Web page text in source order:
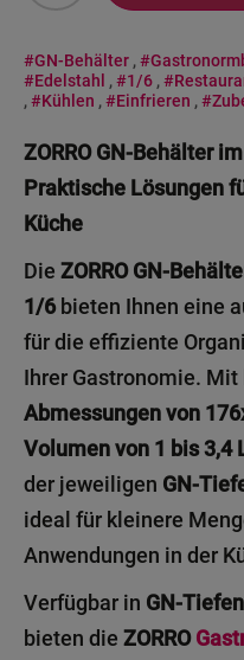
#GN-Behälter ,
#Edelstahl , #1/6 ,
, #Kühlen , #Einfrieren ,
ZORRO GN-Behälter
Praktische Lösungen
Küche
Die ZORRO GN-
1/6 bieten Ihnen eine
für die effiziente
Ihrer Gastronomie.
Abmessungen von
Volumen von 1 bis 3,4
der jeweiligen GN-
ideal für kleinere
Anwendungen in der
Verfügbar in GN-
bieten die ZORRO